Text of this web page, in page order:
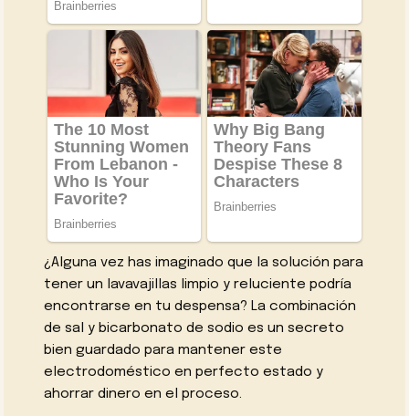
¿Alguna vez has imaginado que la solución para
tener un lavavajillas limpio y reluciente podría
encontrarse en tu despensa? La combinación
de sal y bicarbonato de sodio es un secreto
bien guardado para mantener este
electrodoméstico en perfecto estado y
ahorrar dinero en el proceso.